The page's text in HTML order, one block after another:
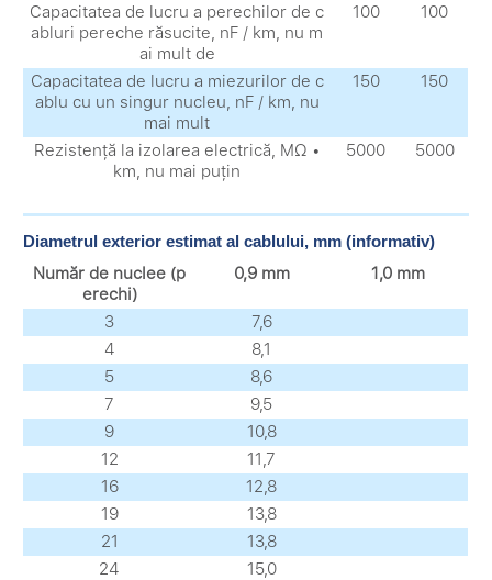
Capacitatea de lucru a perechilor de c
abluri pereche răsucite, nF / km, nu m
ai mult de
100 100
Capacitatea de lucru a miezurilor de c
ablu cu un singur nucleu, nF / km, nu
mai mult
150 150
Rezistență la izolarea electrică, MΩ •
km, nu mai puțin
5000 5000
Diametrul exterior estimat al cablului, mm (informativ)
Număr de nuclee (p
erechi)
0,9 mm 1,0 mm
3
7,6
4
8,1
5
8,6
7
9,5
9
10,8
12
11,7
16
12,8
19
13,8
21
13,8
24
15,0